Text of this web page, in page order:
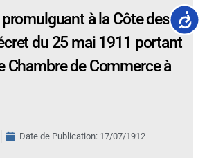
à la Côte des
du 25 mai 1911 portant
Chambre de Commerce à
Date de Publication: 17/07/1912